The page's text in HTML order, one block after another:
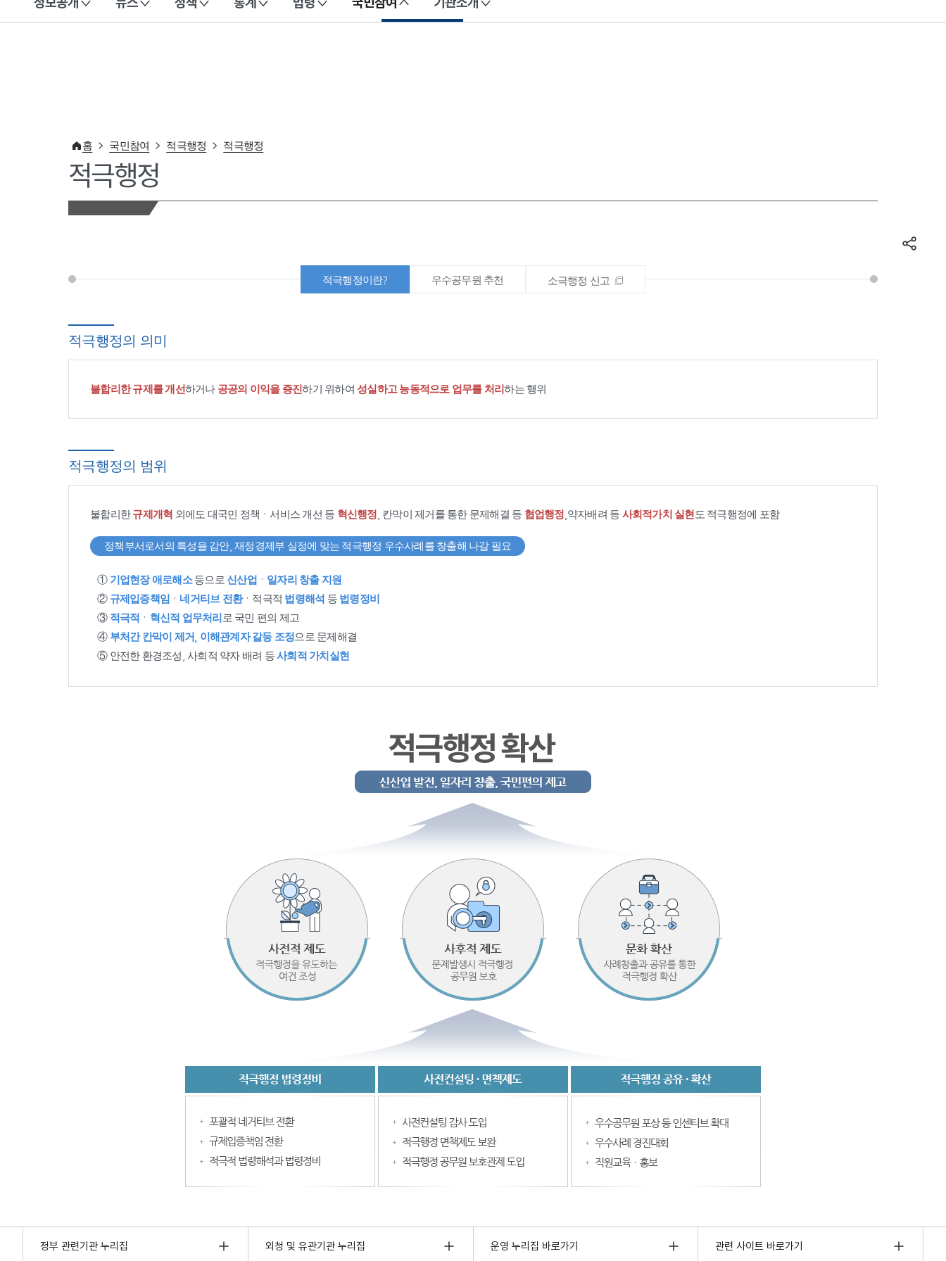
이 누리집은 대한민국 공식 전자정부 누리집입니다.
홈 국민참여 적극행정 적극행정
적극행정
적극행정이란? 우수공무원 추천 소극행정 신고
적극행정의 의미
불합리한 규제를 개선하거나 공공의 이익을 증진하기 위하여 성실하고 능동적으로 업무를 처리하는 행위
적극행정의 범위
불합리한규제개혁 외에도 대국민 정책ㆍ서비스 개선 등 혁신행정 , 칸막이 제거를 통한 문제해결 등 협업행정 ,약자배려 등 사회적가치 실현 도 적극행정에 포함
정책부서로서의 특성을 감안, 재정경제부 실정에 맞는 적극행정 우수사례를 창출해 나갈 필요
① 기업현장 애로해소등으로 신산업 ㆍ 일자리 창출 지원
② 규제입증책임 ㆍ 네거티브 전환ㆍ적극적 법령해석 등 법령정비
③ 적극적 ㆍ 혁신적 업무처리 로 국민 편의 제고
④ 부처간 칸막이 제거, 이해관계자 갈등 조정으로 문제해결
⑤ 안전한 환경조성, 사회적 약자 배려 등사회적 가치실현
정부 관련기관 누리집 외청 및 유관기관 누리집 운영 누리집 바로가기 관련 사이트 바로가기